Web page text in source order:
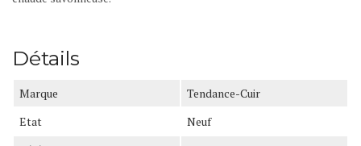
Détails
Marque
Tendance-Cuir
Etat
Neuf